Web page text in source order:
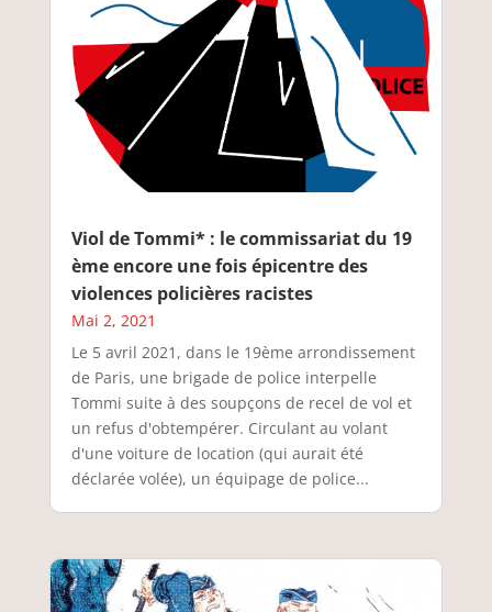
Viol de Tommi* : le commissariat du 19
ème encore une fois épicentre des
violences policières racistes
Mai 2, 2021
Le 5 avril 2021, dans le 19ème arrondissement
de Paris, une brigade de police interpelle
Tommi suite à des soupçons de recel de vol et
un refus d'obtempérer. Circulant au volant
d'une voiture de location (qui aurait été
déclarée volée), un équipage de police...